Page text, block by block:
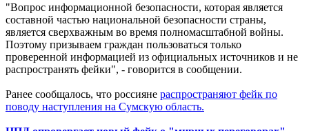
"Вопрос информационной безопасности, которая является
составной частью национальной безопасности страны,
является сверхважным во время полномасштабной войны.
Поэтому призываем граждан пользоваться только
проверенной информацией из официальных источников и не
распространять фейки", - говорится в сообщении.
Ранее сообщалось, что россияне распространяют фейк по
поводу наступления на Сумскую область.